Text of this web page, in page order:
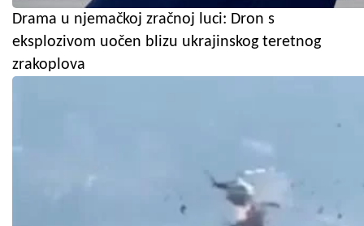
Drama u njemačkoj zračnoj luci: Dron s
eksplozivom uočen blizu ukrajinskog teretnog
zrakoplova